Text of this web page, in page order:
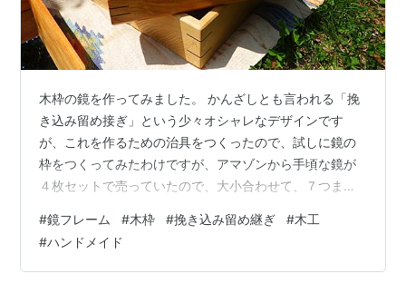
木枠の鏡を作ってみました。 かんざしとも言われる「挽
き込み留め接ぎ」という少々オシャレなデザインです
が、これを作るための治具をつくったので、試しに鏡の
枠をつくってみたわけですが、アマゾンから手頃な鏡が
４枚セットで売っていたので、大小合わせて、７つまと
成品を紹介しています 挽き込み留め継ぎの治具 斜めに切
る治具 直角の台を画像のように固定することで、丸のこ
でスライドさせて切るときに、箱やフレームの角に切り
#鏡フレーム #木枠 #挽き込み留め継ぎ #木工
#ハンドメイド